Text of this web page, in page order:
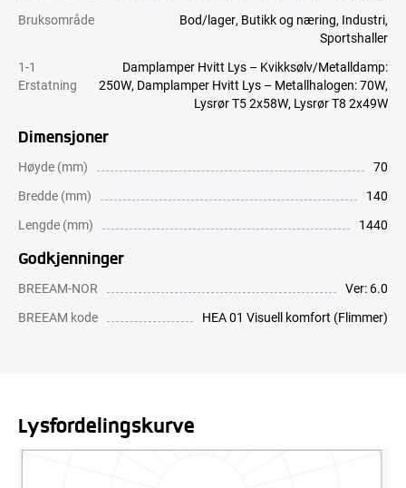
Bruksområde
Bod/lager, Butikk og næring, Industri,
Sportshaller
1-1
Erstatning
Damplamper Hvitt Lys – Kvikksølv/Metalldamp:
250W, Damplamper Hvitt Lys – Metallhalogen: 70W,
Lysrør T5 2x58W, Lysrør T8 2x49W
Dimensjoner
Høyde (mm)
70
Bredde (mm)
140
Lengde (mm)
1440
Godkjenninger
BREEAM-NOR
Ver: 6.0
BREEAM kode
HEA 01 Visuell komfort (Flimmer)
Lysfordelingskurve